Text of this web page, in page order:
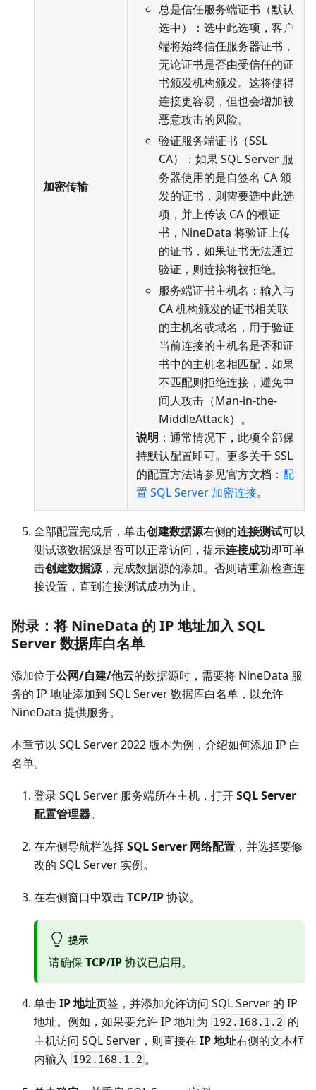
加密传输
总是信任服务端证书（默认
选中）：选中此选项，客户
端将始终信任服务器证书，
无论证书是否由受信任的证
书颁发机构颁发。这将使得
连接更容易，但也会增加被
恶意攻击的风险。
验证服务端证书（SSL
CA）：如果 SQL Server 服
务器使用的是自签名 CA 颁
发的证书，则需要选中此选
项，并上传该 CA 的根证
书，NineData 将验证上传
的证书，如果证书无法通过
验证，则连接将被拒绝。
服务端证书主机名：输入与
CA 机构颁发的证书相关联
的主机名或域名，用于验证
当前连接的主机名是否和证
书中的主机名相匹配，如果
不匹配则拒绝连接，避免中
间人攻击（Man-in-the-
MiddleAttack）。
说明 ：通常情况下，此项全部保
持默认配置即可。更多关于 SSL
的配置方法请参见官方文档： 配
置 SQL Server 加密连接。
全部配置完成后，单击创建数据源右侧的连接测试可以
测试该数据源是否可以正常访问，提示连接成功即可单
击创建数据源，完成数据源的添加。否则请重新检查连
接设置，直到连接测试成功为止。
附录：将 NineData 的 IP 地址加入 SQL
Server 数据库白名单
添加位于公网/自建/他云的数据源时，需要将 NineData 服
务的 IP 地址添加到 SQL Server 数据库白名单，以允许
NineData 提供服务。
本章节以 SQL Server 2022 版本为例，介绍如何添加 IP 白
名单。
登录 SQL Server 服务端所在主机，打开SQL Server
配置管理器。
在左侧导航栏选择 SQL Server 网络配置 ，并选择要修
改的 SQL Server 实例。
在右侧窗口中双击TCP/IP协议。
提示
请确保TCP/IP协议已启用。
单击IP 地址页签，并添加允许访问 SQL Server 的 IP
地址。例如，如果要允许 IP 地址为 192.168.1.2 的
主机访问 SQL Server，则直接在 IP 地址右侧的文本框
内输入 192.168.1.2 。